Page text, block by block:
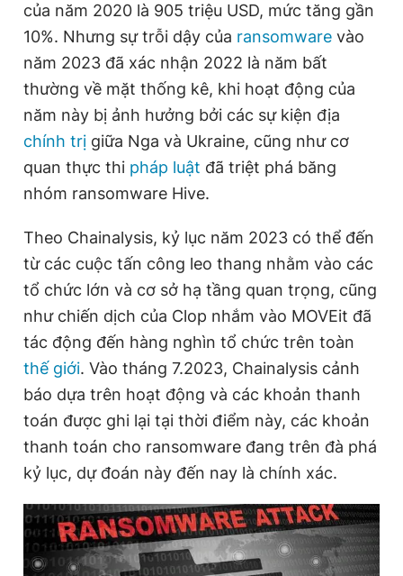
Đọc Thanh Niên trên điện thoại
Theo dõi báo trên
0906 645 777 0908 780 404
Đặt báo Quảng cáo RSS Chính sách bảo
Tổng biên tập: Nguyễn Ngọc Toàn
Phó tổng biên tập thường trực: Hải Thành
Phó tổng biên tập: Lâm Hiếu Dũng
Phó tổng biên tập: Trần Việt Hưng
Tổng thư ký tòa soạn: Đức Trung
Giấy phép xuất bản số 110/GP - BTTTT cấp ngày 24.3.2020
© 2003-2026 Bản quyền thuộc về Báo Thanh Niên. Cấm sao
chép dưới mọi hình thức nếu không có sự chấp thuận bằng văn
bản. Phát triển bởi ePi Technologies, JSC.
của năm 2020 là 905 triệu USD, mức tăng gần
10%. Nhưng sự trỗi dậy của ransomware vào
năm 2023 đã xác nhận 2022 là năm bất
thường về mặt thống kê, khi hoạt động của
năm này bị ảnh hưởng bởi các sự kiện địa
chính trị giữa Nga và Ukraine, cũng như cơ
quan thực thi pháp luật đã triệt phá băng
nhóm ransomware Hive.
Theo Chainalysis, kỷ lục năm 2023 có thể đến
từ các cuộc tấn công leo thang nhằm vào các
tổ chức lớn và cơ sở hạ tầng quan trọng, cũng
như chiến dịch của Clop nhắm vào MOVEit đã
tác động đến hàng nghìn tổ chức trên toàn
thế giới. Vào tháng 7.2023, Chainalysis cảnh
báo dựa trên hoạt động và các khoản thanh
toán được ghi lại tại thời điểm này, các khoản
thanh toán cho ransomware đang trên đà phá
kỷ lục, dự đoán này đến nay là chính xác.